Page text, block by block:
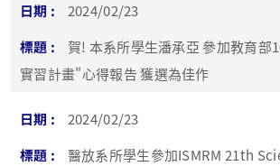
2024/02/23
賀! 本系所學生潘承亞 參加教育部
實習計畫"心得報告 獲選為佳作
2024/02/23
醫放系所學生參加ISMRM 21th